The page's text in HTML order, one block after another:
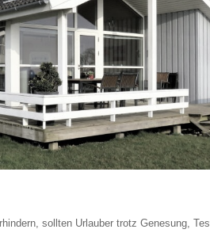
sollten Urlauber trotz Genesung,